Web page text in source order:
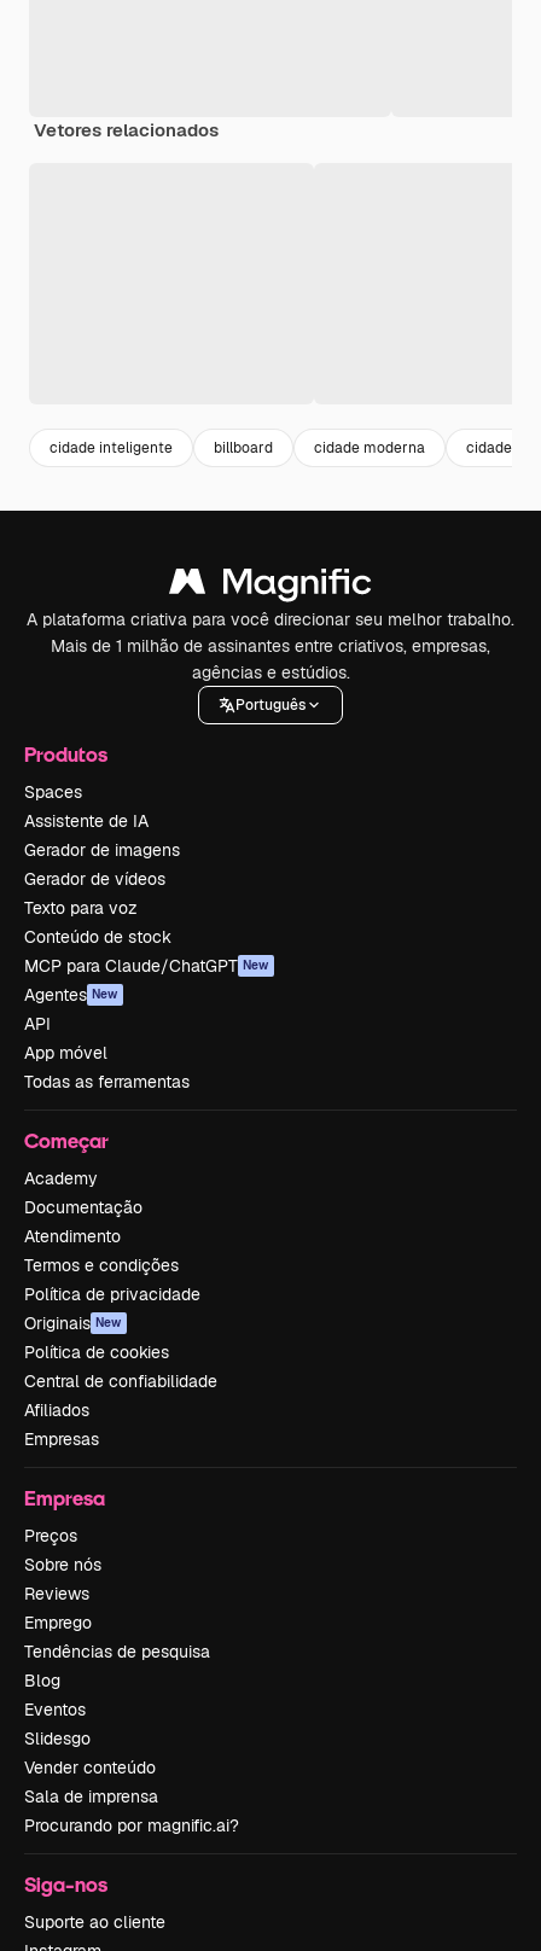
Vetores relacionados
cidade inteligente billboard cidade moderna cidade
A plataforma criativa para você direcionar seu melhor trabalho.
Mais de 1 milhão de assinantes entre criativos, empresas,
agências e estúdios.
Português
Produtos
Spaces
Assistente de IA
Gerador de imagens
Gerador de vídeos
Texto para voz
Conteúdo de stock
MCP para Claude/ChatGPT New
Agentes New
API
App móvel
Todas as ferramentas
Começar
Academy
Documentação
Atendimento
Termos e condições
Política de privacidade
Originais New
Política de cookies
Central de confiabilidade
Afiliados
Empresas
Empresa
Preços
Sobre nós
Reviews
Emprego
Tendências de pesquisa
Blog
Eventos
Slidesgo
Vender conteúdo
Sala de imprensa
Procurando por magnific.ai?
Siga-nos
Suporte ao cliente